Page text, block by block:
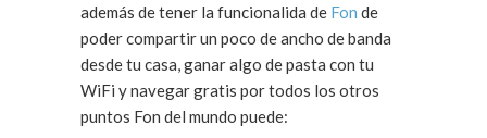
además de tener la funcionalida de Fon de
poder compartir un poco de ancho de banda
desde tu casa, ganar algo de pasta con tu
WiFi y navegar gratis por todos los otros
puntos Fon del mundo puede: